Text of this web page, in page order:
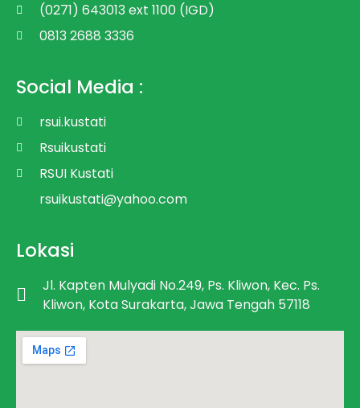
(0271) 643013 ext 1100 (IGD)
0813 2688 3336
Social Media :
rsui.kustati
Rsuikustati
RSUI Kustati
rsuikustati@yahoo.com
Lokasi
Jl. Kapten Mulyadi No.249, Ps. Kliwon, Kec. Ps.
Kliwon, Kota Surakarta, Jawa Tengah 57118